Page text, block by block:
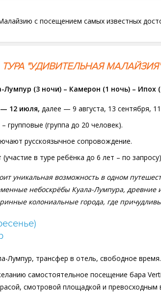
с посещением самых известных
"УДИВИТЕЛЬНАЯ МАЛАЙЗИЯ"
(3 ночи) – Камерон (1 ночь) – Ипох
12 июля, далее — 9 августа, 13 сентября,
– групповые (группа до 20 человек).
русскоязычное сопровождение.
в туре ребёнка до 6 лет – по
уникальная возможность в одном
небоскрёбы Куала-Лумпура, древние
колониальные города, где
Лумпур, трансфер в отель, свободное время.
самостоятельное посещение бара
смотровой площадкой и